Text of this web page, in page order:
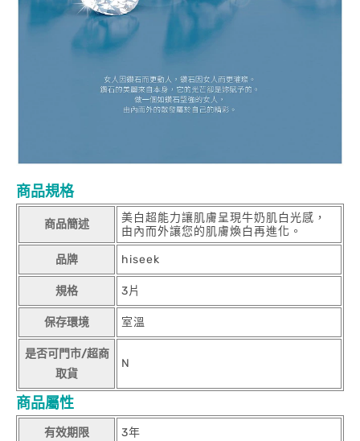
商品規格
商品簡述
美白超能力讓肌膚呈現牛奶肌白光感，
由內而外讓您的肌膚煥白再進化。
品牌 hiseek
規格 3片
保存環境 室溫
是否可門市/超商
取貨
N
商品屬性
有效期限 3年